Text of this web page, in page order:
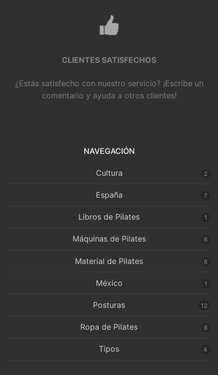
CLIENTES SATISFECHOS
¿Estás satisfecho con nuestro servicio? ¡Escribe un
comentario y ayuda a otros clientes!
NAVEGACIÓN
Cultura 2
España 7
Libros de Pilates 1
Máquinas de Pilates 6
Material de Pilates 8
México 1
Posturas 12
Ropa de Pilates 8
Tipos 4